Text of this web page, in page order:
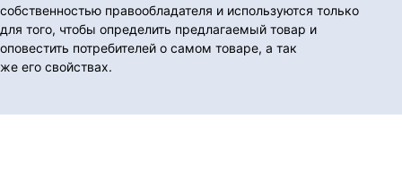
собственностью правообладателя и используются только
для того, чтобы определить предлагаемый товар и
оповестить потребителей о самом товаре, а так
же его свойствах.